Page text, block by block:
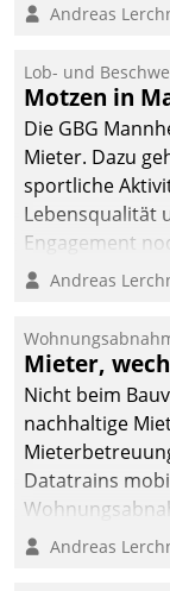
Andreas
Lob- und
Motzen in
Die GBG
Mieter. Dazu
sportliche
Lebensqualität
Engagement
von
und
ein.
Andreas
Mieter,
Nicht beim
nachhaltige
Datatrains
Mieter
Andreas